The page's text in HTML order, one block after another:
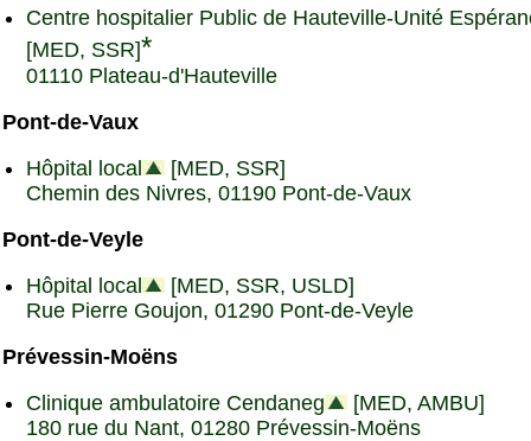
Centre hospitalier Public de Hauteville-Unité
[MED, SSR]*
01110 Plateau-d'Hauteville
Pont-de-Vaux
Hôpital local
[MED, SSR]
Chemin des Nivres, 01190 Pont-de-Vaux
Pont-de-Veyle
Hôpital local
[MED, SSR, USLD]
Rue Pierre Goujon, 01290 Pont-de-Veyle
Prévessin-Moëns
Clinique ambulatoire Cendaneg
[MED, AMBU]
180 rue du Nant, 01280 Prévessin-Moëns